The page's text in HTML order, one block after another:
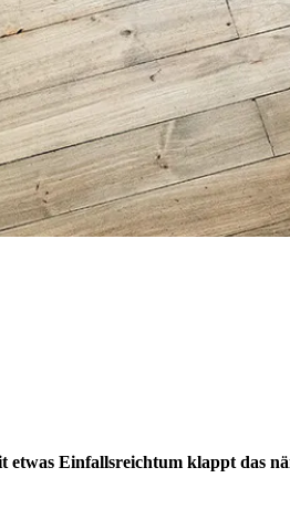
Einfallsreichtum klappt das